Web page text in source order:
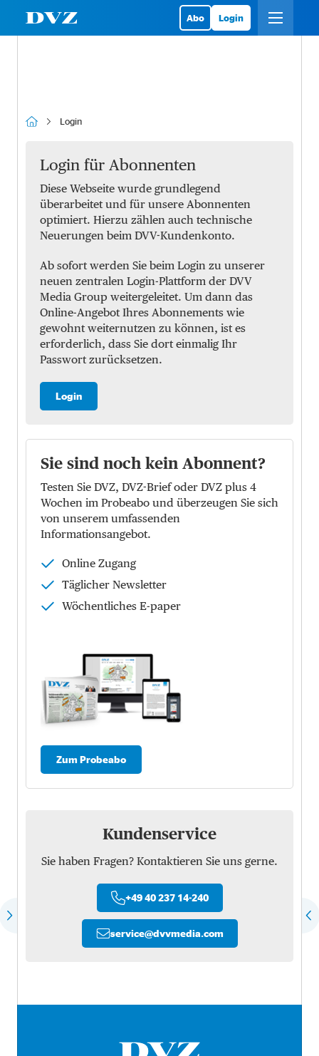
Abo Login
Login
Login für Abonnenten
Diese Webseite wurde grundlegend
überarbeitet und für unsere Abonnenten
optimiert. Hierzu zählen auch technische
Neuerungen beim DVV-Kundenkonto.
Ab sofort werden Sie beim Login zu unserer
neuen zentralen Login-Plattform der DVV
Media Group weitergeleitet. Um dann das
Online-Angebot Ihres Abonnements wie
gewohnt weiternutzen zu können, ist es
erforderlich, dass Sie dort einmalig Ihr
Passwort zurücksetzen.
Login
Sie sind noch kein Abonnent?
Testen Sie DVZ, DVZ-Brief oder DVZ plus 4
Wochen im Probeabo und überzeugen Sie sich
von unserem umfassenden
Informationsangebot.
Online Zugang
Täglicher Newsletter
Wöchentliches E-paper
Zum Probeabo
Kundenservice
Sie haben Fragen? Kontaktieren Sie uns gerne.
+49 40 237 14-240
service@dvvmedia.com